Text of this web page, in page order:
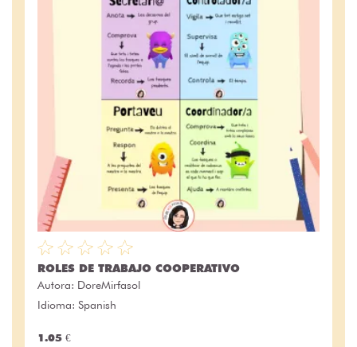
ROLES DE TRABAJO COOPERATIVO
Autora: DoreMirfasol
Idioma: Spanish
1.05 €